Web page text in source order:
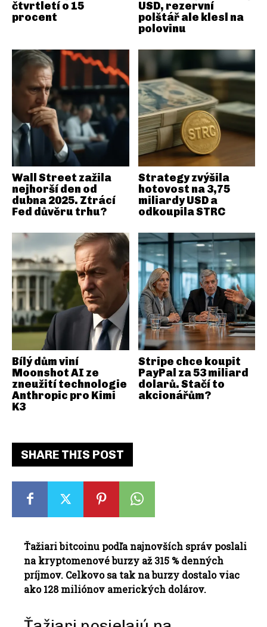
SHARE THIS POST
Ťažiari bitcoinu podľa najnovších správ poslali
na kryptomenové burzy až 315 % denných
príjmov. Celkovo sa tak na burzy dostalo viac
ako 128 miliónov amerických dolárov.
čtvrtletí o 15
procent
USD, rezervní
polštář ale klesl na
polovinu
Wall Street zažila
nejhorší den od
dubna 2025. Ztrácí
Fed důvěru trhu?
Strategy zvýšila
hotovost na 3,75
miliardy USD a
odkoupila STRC
Bílý dům viní
Moonshot AI ze
zneužití technologie
Anthropic pro Kimi
K3
Stripe chce koupit
PayPal za 53 miliard
dolarů. Stačí to
akcionářům?